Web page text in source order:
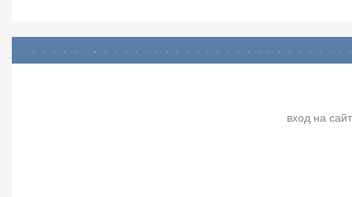
вход на сайт